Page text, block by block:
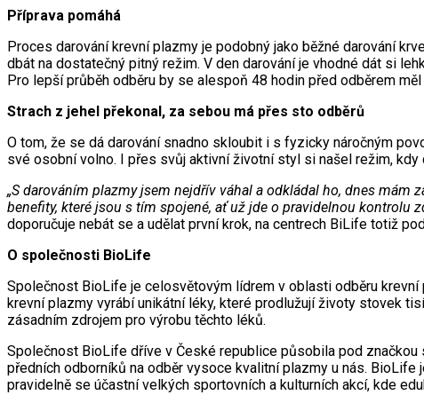
Příprava pomáhá
Proces darování krevní plazmy je podobný jako běžné darování
dbát na dostatečný pitný režim. V den darování je vhodné dát si
Pro lepší průběh odběru by se alespoň 48 hodin před odběrem
Strach z jehel překonal, za sebou má přes sto odběrů
O tom, že se dá darování snadno skloubit i s fyzicky náročným
své osobní volno. I přes svůj aktivní životní styl si našel režim,
„S darováním plazmy jsem nejdřív váhal a odkládal ho, dnes
benefity, které jsou s tím spojené, ať už jde o pravidelnou kontrolu
doporučuje nebát se a udělat první krok, na centrech BiLife totiž
O společnosti BioLife
Společnost BioLife je celosvětovým lídrem v oblasti odběru
krevní plazmy vyrábí unikátní léky, které prodlužují životy stovek
zásadním zdrojem pro výrobu těchto léků.
Společnost BioLife dříve v České republice působila pod
předních odborníků na odběr vysoce kvalitní plazmy u nás.
pravidelně se účastní velkých sportovních a kulturních akcí, kde